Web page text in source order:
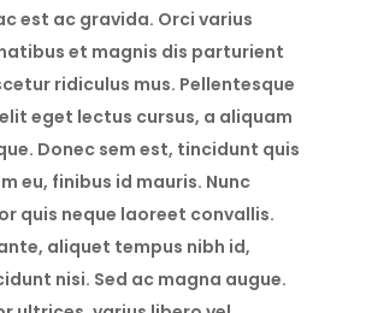
est ac gravida. Orci varius
et magnis dis parturient
ridiculus mus. Pellentesque
eget lectus cursus, a aliquam
Donec sem est, tincidunt quis
eu, finibus id mauris. Nunc
quis neque laoreet convallis.
aliquet tempus nibh id,
nisi. Sed ac magna augue.